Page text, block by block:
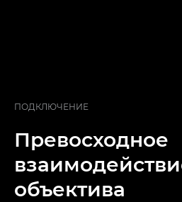
ПОДКЛЮЧЕНИЕ
Превосходное
объектива